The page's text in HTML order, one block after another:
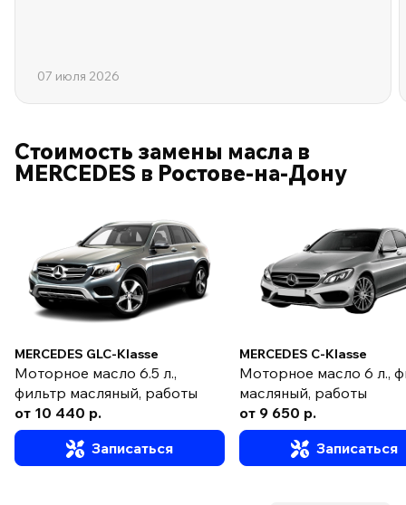
07 июля 2026
Стоимость замены масла в
MERCEDES в Ростове-на-Дону
MERCEDES GLC-Klasse
Моторное масло 6.5 л.,
фильтр масляный, работы
от 10 440 р.
Записаться
MERCEDES C-Klasse
Моторное масло 6 л.,
масляный, работы
от 9 650 р.
Записаться